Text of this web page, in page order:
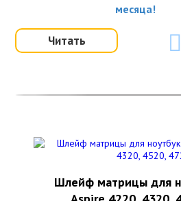
месяца!
Читать
Шлейф матрицы для